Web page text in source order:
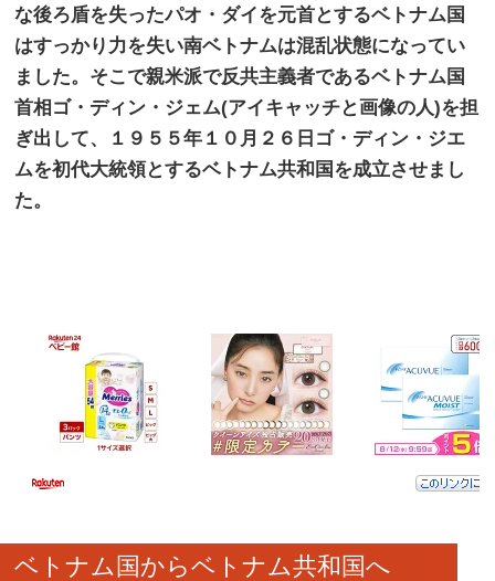
な後ろ盾を失ったパオ・ダイを元首とするベトナム国
はすっかり力を失い南ベトナムは混乱状態になってい
ました。そこで親米派で反共主義者であるベトナム国
首相ゴ・ディン・ジェム(アイキャッチと画像の人)を担
ぎ出して、１９５５年１０月２６日ゴ・ディン・ジエ
ムを初代大統領とするベトナム共和国を成立させまし
た。
ベトナム国からベトナム共和国へ